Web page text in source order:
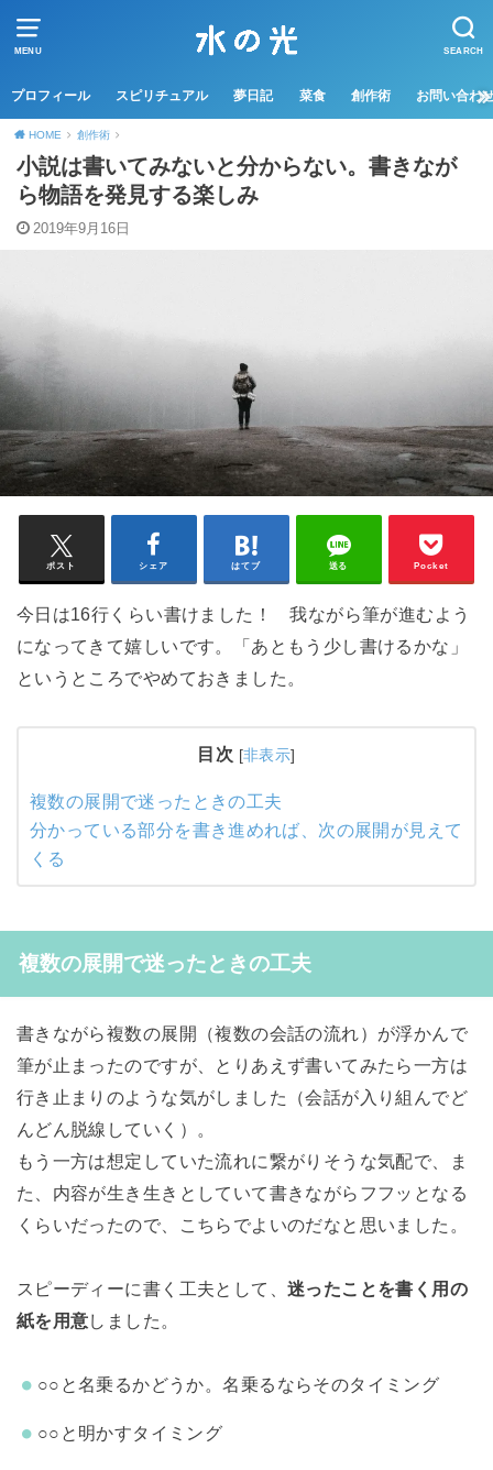
MENU SEARCH
プロフィール スピリチュアル 夢日記 菜食 創作術 お問い合わ
HOME 創作術
小説は書いてみないと分からない。書きなが
ら物語を発見する楽しみ
2019年9月16日
ポスト シェア はてブ 送る Pocket
今日は16行くらい書けました！ 我ながら筆が進むよう
になってきて嬉しいです。「あともう少し書けるかな」
というところでやめておきました。
目次 [非表示]
複数の展開で迷ったときの工夫
分かっている部分を書き進めれば、次の展開が見えて
くる
複数の展開で迷ったときの工夫
書きながら複数の展開（複数の会話の流れ）が浮かんで
筆が止まったのですが、とりあえず書いてみたら一方は
行き止まりのような気がしました（会話が入り組んでど
んどん脱線していく）。
もう一方は想定していた流れに繋がりそうな気配で、ま
た、内容が生き生きとしていて書きながらフフッとなる
くらいだったので、こちらでよいのだなと思いました。
スピーディーに書く工夫として、迷ったことを書く用の
紙を用意しました。
○○と名乗るかどうか。名乗るならそのタイミング
○○と明かすタイミング